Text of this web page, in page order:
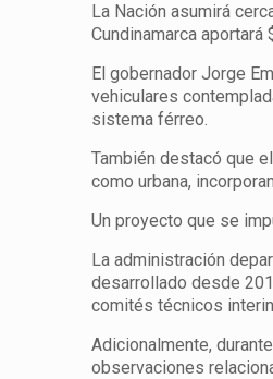
La Nación asumirá
Cundinamarca
El gobernador Jorge
vehiculares
sistema férreo.
También destacó que
como urbana,
Un proyecto que se
La administración
desarrollado desde
comités técnicos
Adicionalmente,
observaciones